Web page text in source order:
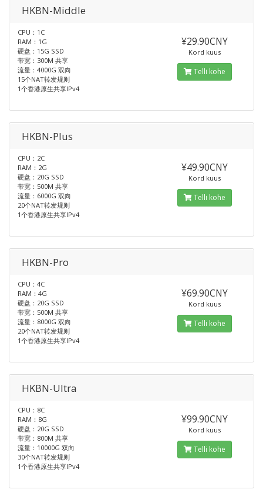
HKBN-Middle
CPU：1C
RAM：1G
硬盘：15G SSD
带宽：300M 共享
流量：4000G 双向
15个NAT转发规则
1个香港原生共享IPv4
¥29.90CNY
Kord kuus
Telli kohe
HKBN-Plus
CPU：2C
RAM：2G
硬盘：20G SSD
带宽：500M 共享
流量：6000G 双向
20个NAT转发规则
1个香港原生共享IPv4
¥49.90CNY
Kord kuus
Telli kohe
HKBN-Pro
CPU：4C
RAM：4G
硬盘：20G SSD
带宽：500M 共享
流量：8000G 双向
20个NAT转发规则
1个香港原生共享IPv4
¥69.90CNY
Kord kuus
Telli kohe
HKBN-Ultra
CPU：8C
RAM：8G
硬盘：20G SSD
带宽：800M 共享
流量：10000G 双向
30个NAT转发规则
1个香港原生共享IPv4
¥99.90CNY
Kord kuus
Telli kohe